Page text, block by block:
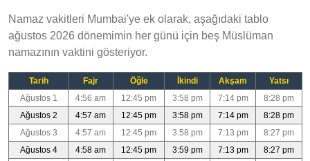
Namaz vakitleri Mumbai'ye ek olarak, aşağıdaki tablo
ağustos 2026 dönemimin her günü için beş Müslüman
namazının vaktini gösteriyor.
Tarih Fajr Öğle İkindi Akşam
Yatsı
Ağustos 1
4:56 am 12:45 pm 3:58 pm 7:14 pm
8:28 pm
Ağustos 2
4:57 am 12:45 pm 3:58 pm 7:14 pm
8:28 pm
Ağustos 3
4:57 am 12:45 pm 3:58 pm 7:13 pm
8:27 pm
Ağustos 4
4:58 am 12:45 pm 3:59 pm 7:13 pm
8:27 pm